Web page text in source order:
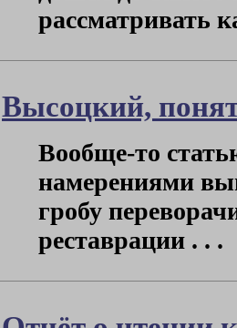
рассматривать
Высоцкий,
Вообще-то
намерениями
гробу
реставрации . . .